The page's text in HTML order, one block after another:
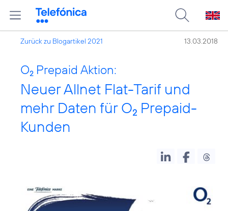
Zurück zu Blogartikel 2021 13.03.2018
O2 Prepaid Aktion:
Neuer Allnet Flat-Tarif und
mehr Daten für O2 Prepaid-
Kunden